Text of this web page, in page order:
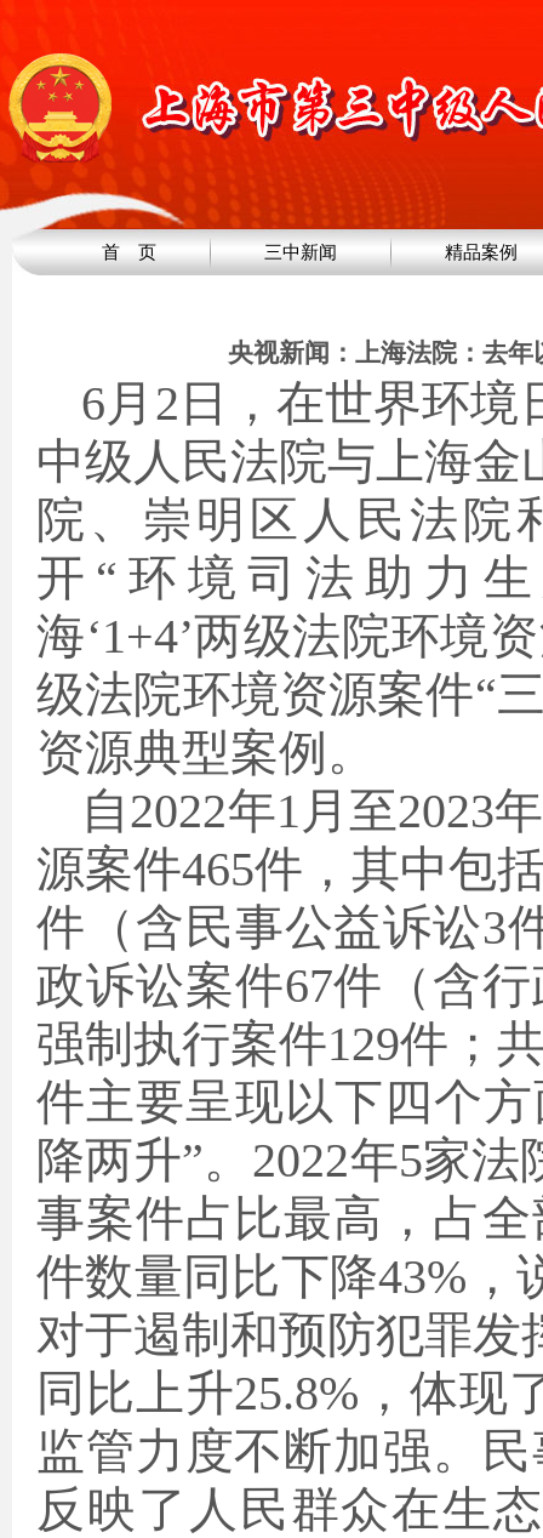
首 页 三中新闻 精品案例
央视新闻：上海法院：去
6月2日，在世界环
中级人民法院与上海
院、崇明区人民法院
开“环境司法助力
海‘1+4’两级法院环境
级法院环境资源案件“
资源典型案例。
自2022年1月至2023
源案件465件，其中包
件（含民事公益诉讼3
政诉讼案件67件（含
强制执行案件129件；
件主要呈现以下四个
降两升”。2022年5家
事案件占比最高，占
件数量同比下降43%，
对于遏制和预防犯罪
同比上升25.8%，体现
监管力度不断加强。
反映了人民群众在生